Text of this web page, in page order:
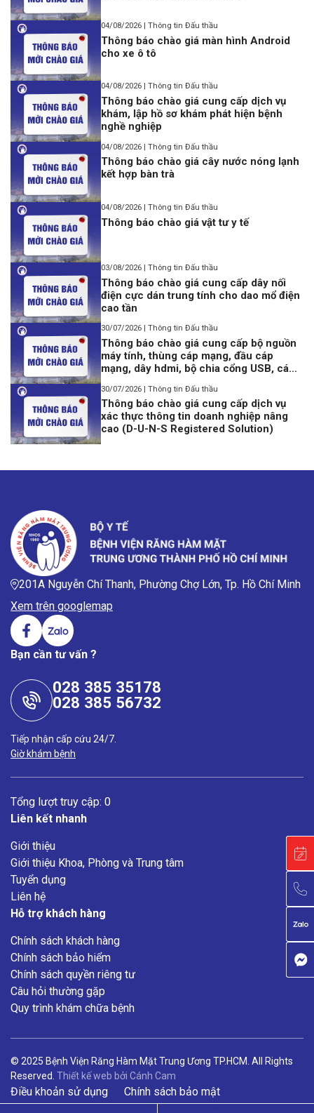
04/08/2026 | Thông tin Đấu thầu
Thông báo chào giá màn hình Android
cho xe ô tô
04/08/2026 | Thông tin Đấu thầu
Thông báo chào giá cung cấp dịch vụ
khám, lập hồ sơ khám phát hiện bệnh
nghề nghiệp
04/08/2026 | Thông tin Đấu thầu
Thông báo chào giá cây nước nóng lạnh
kết hợp bàn trà
04/08/2026 | Thông tin Đấu thầu
Thông báo chào giá vật tư y tế
03/08/2026 | Thông tin Đấu thầu
Thông báo chào giá cung cấp dây nối
điện cực dán trung tính cho dao mổ điện
cao tần
30/07/2026 | Thông tin Đấu thầu
Thông báo chào giá cung cấp bộ nguồn
máy tính, thùng cáp mạng, đầu cáp
mạng, dây hdmi, bộ chia cổng USB, cáp
30/07/2026 | Thông tin Đấu thầu
Thông báo chào giá cung cấp dịch vụ
xác thực thông tin doanh nghiệp nâng
cao (D-U-N-S Registered Solution)
201A Nguyễn Chí Thanh, Phường Chợ Lớn, Tp. Hồ Chí Minh
Xem trên googlemap
Bạn cần tư vấn ?
028 385 35178
028 385 56732
Tiếp nhận cấp cứu 24/7.
Giờ khám bệnh
Tổng lượt truy cập: 0
Liên kết nhanh
Giới thiệu
Giới thiệu Khoa, Phòng và Trung tâm
Tuyển dụng
Liên hệ
Hỗ trợ khách hàng
Chính sách khách hàng
Chính sách bảo hiểm
Chính sách quyền riêng tư
Câu hỏi thường gặp
Quy trình khám chữa bệnh
© 2025 Bệnh Viện Răng Hàm Mặt Trung Ương TP.HCM. All Rights
Reserved. Thiết kế web bởi Cánh Cam
Điều khoản sử dụng Chính sách bảo mật